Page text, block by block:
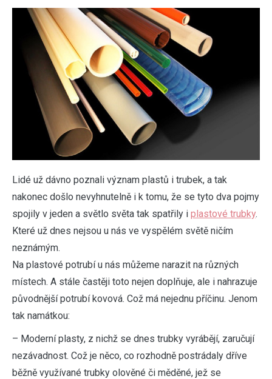
Lidé už dávno poznali význam plastů i trubek, a tak
nakonec došlo nevyhnutelně i k tomu, že se tyto dva pojmy
spojily v jeden a světlo světa tak spatřily i plastové trubky.
Které už dnes nejsou u nás ve vyspělém světě ničím
neznámým.
Na plastové potrubí u nás můžeme narazit na různých
místech. A stále častěji toto nejen doplňuje, ale i nahrazuje
původnější potrubí kovová. Což má nejednu příčinu. Jenom
tak namátkou:
– Moderní plasty, z nichž se dnes trubky vyrábějí, zaručují
nezávadnost. Což je něco, co rozhodně postrádaly dříve
běžně využívané trubky olověné či měděné, jež se